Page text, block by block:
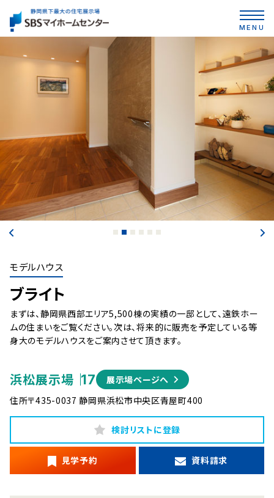
MENU
モデルハウス
ブライト
まずは、静岡県西部エリア5,500棟の実績の一邸として、遠鉄ホー
ムの住まいをご覧ください。次は、将来的に販売を予定している等
身大のモデルハウスをご案内させて頂きます。
浜松展示場 17
展示場ページへ
住所〒435-0037 静岡県浜松市中央区青屋町400
検討リストに登録
見学予約 資料請求